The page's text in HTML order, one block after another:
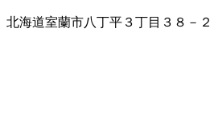
北海道室蘭市八丁平３丁目３８－２